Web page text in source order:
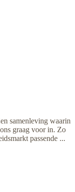
samenleving waarin
graag voor in. Zo
passende ...